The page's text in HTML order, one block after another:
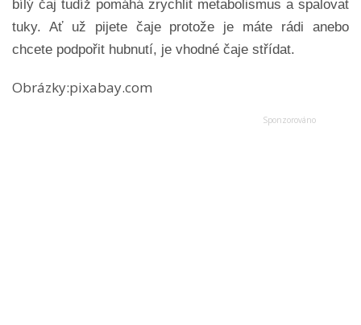
bílý čaj tudíž pomáhá zrychlit metabolismus a spalovat
tuky. Ať už pijete čaje protože je máte rádi anebo
chcete podpořit hubnutí, je vhodné čaje střídat.
Obrázky:pixabay.com